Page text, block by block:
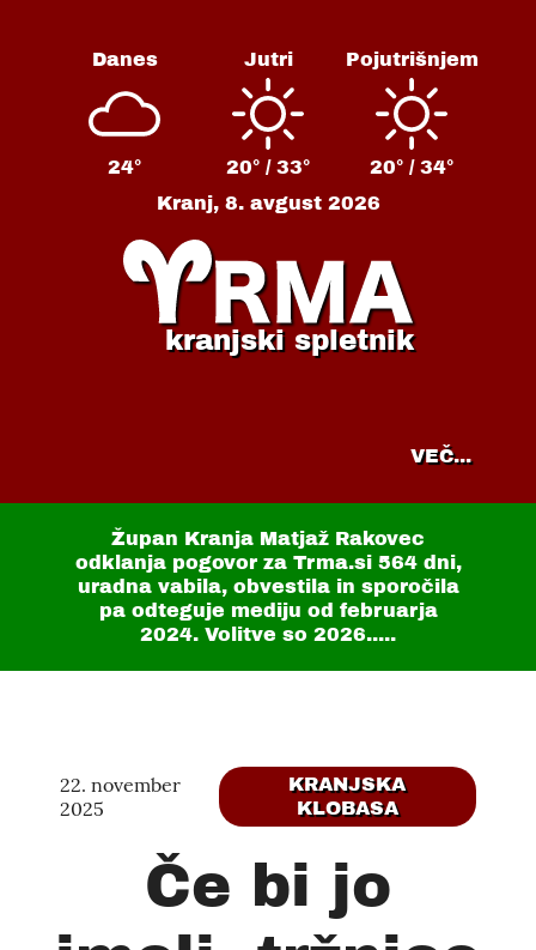
Danes
24°
Jutri
20° / 33°
Pojutrišnjem
20° / 34°
Kranj, 8. avgust 2026
kranjski spletnik
VEČ...
Župan Kranja Matjaž Rakovec
odklanja pogovor za Trma.si 564 dni,
uradna vabila, obvestila in sporočila
pa odteguje mediju od februarja
2024. Volitve so 2026.....
22. november
2025
KRANJSKA
KLOBASA
Če bi jo